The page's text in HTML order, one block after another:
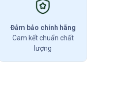
Đảm bảo chính hãng
Cam kết chuẩn chất
lượng